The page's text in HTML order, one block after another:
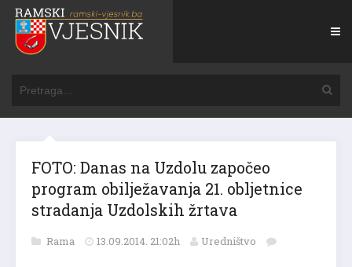
FOTO: Danas na Uzdolu započeo
program obilježavanja 21. obljetnice
stradanja Uzdolskih žrtava
Rama 13.09.2014. 21:02h Uredništvo